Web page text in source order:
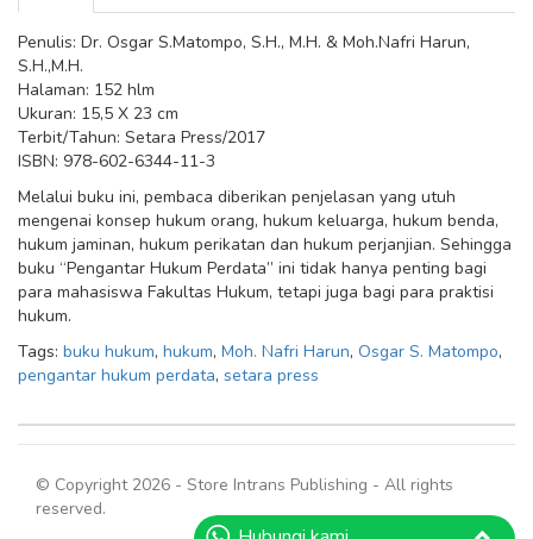
Penulis: Dr. Osgar S.Matompo, S.H., M.H. & Moh.Nafri Harun,
S.H.,M.H.
Halaman: 152 hlm
Ukuran: 15,5 X 23 cm
Terbit/Tahun: Setara Press/2017
ISBN: 978-602-6344-11-3
Melalui buku ini, pembaca diberikan penjelasan yang utuh
mengenai konsep hukum orang, hukum keluarga, hukum benda,
hukum jaminan, hukum perikatan dan hukum perjanjian. Sehingga
buku “Pengantar Hukum Perdata” ini tidak hanya penting bagi
para mahasiswa Fakultas Hukum, tetapi juga bagi para praktisi
hukum.
Tags: buku hukum, hukum, Moh. Nafri Harun, Osgar S. Matompo,
pengantar hukum perdata, setara press
© Copyright 2026 - Store Intrans Publishing - All rights
reserved.